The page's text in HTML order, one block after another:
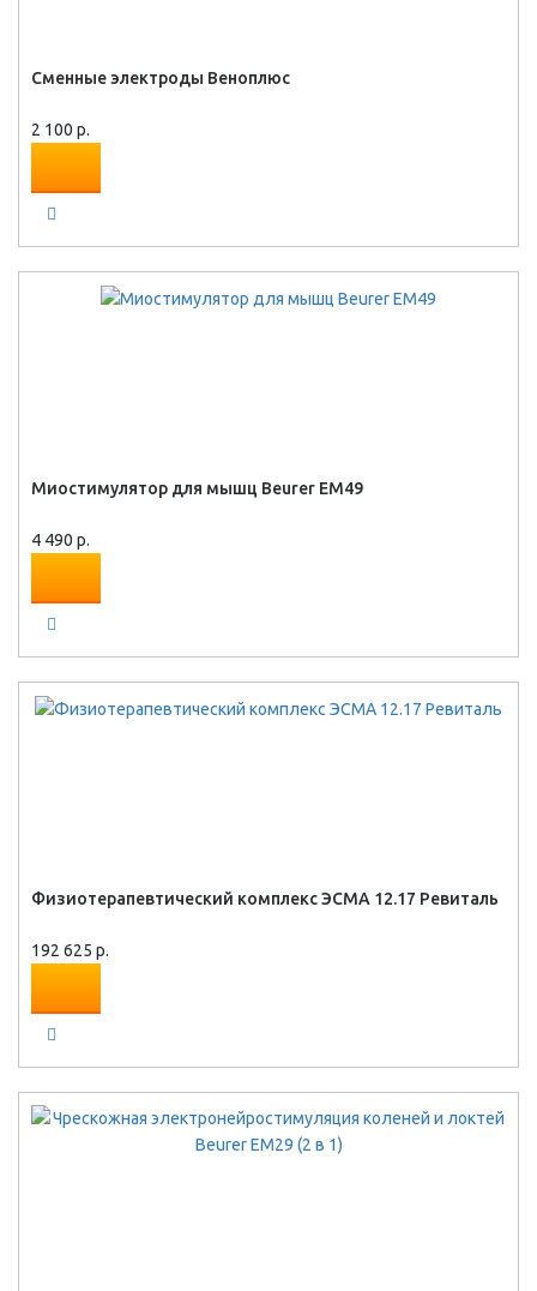
Сменные электроды Веноплюс
2 100 р.
Миостимулятор для мышц Beurer EM49
4 490 р.
Физиотерапевтический комплекс ЭСМА 12.17 Ревиталь
192 625 р.